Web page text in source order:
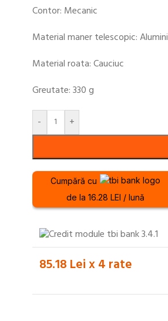
Contor: Mecanic
Material maner telescopic:
Material roata: Cauciuc
Greutate: 330 g
- +
Cumpără cu
de la 16.28 LEI / lună
85.18 Lei x 4 rate